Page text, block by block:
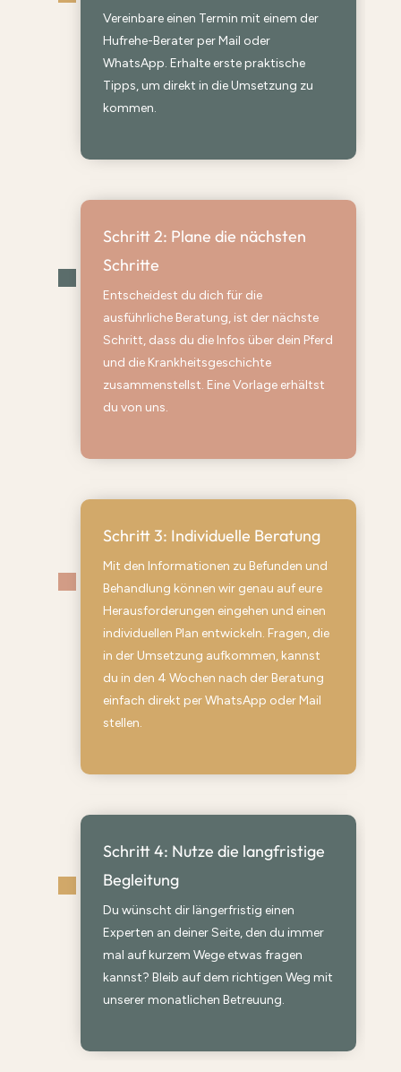
Vereinbare einen Termin mit einem der
Hufrehe-Berater per Mail oder
WhatsApp. Erhalte erste praktische
Tipps, um direkt in die Umsetzung zu
kommen.
Schritt 2: Plane die nächsten
Schritte
Entscheidest du dich für die
ausführliche Beratung, ist der nächste
Schritt, dass du die Infos über dein Pferd
und die Krankheitsgeschichte
zusammenstellst. Eine Vorlage erhältst
du von uns.
Schritt 3: Individuelle Beratung
Mit den Informationen zu Befunden und
Behandlung können wir genau auf eure
Herausforderungen eingehen und einen
individuellen Plan entwickeln. Fragen, die
in der Umsetzung aufkommen, kannst
du in den 4 Wochen nach der Beratung
einfach direkt per WhatsApp oder Mail
stellen.
Schritt 4: Nutze die langfristige
Begleitung
Du wünscht dir längerfristig einen
Experten an deiner Seite, den du immer
mal auf kurzem Wege etwas fragen
kannst? Bleib auf dem richtigen Weg mit
unserer monatlichen Betreuung.